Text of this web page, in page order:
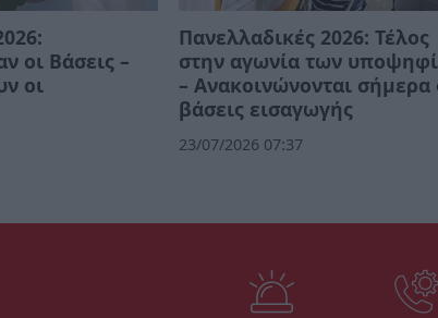
οι Βάσεις –
οι
Πανελλαδικές 2026: Τέλος
στην αγωνία των
– Ανακοινώνονται σήμερα
βάσεις εισαγωγής
23/07/2026 07:37